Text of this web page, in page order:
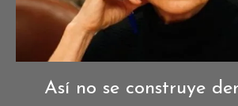
Opinión
Así no se construye